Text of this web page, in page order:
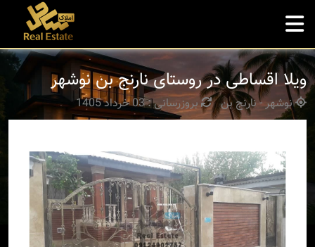
ویلا اقساطی در روستای نارنج بن نوشهر
نوشهر - نارنج بن بروزرسانی : 03 خرداد 1405